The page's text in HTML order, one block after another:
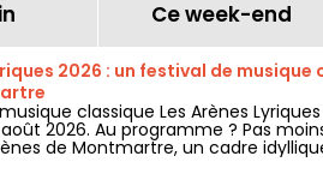
Ce week-end
2026 : un festival de
classique Les Arènes
août 2026. Au programme ? Pas
de Montmartre, un cadre